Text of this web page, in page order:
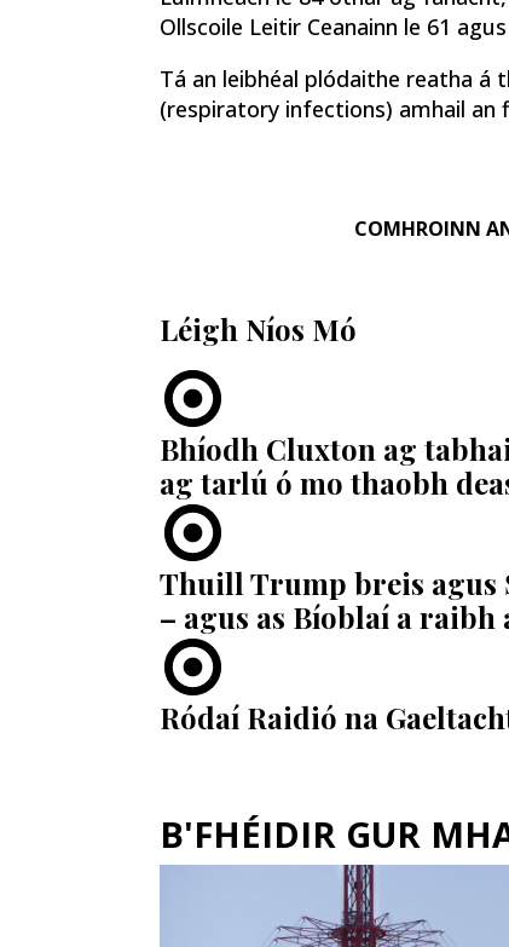
Ollscoile Leitir Ceanainn le 61
Tá an leibhéal plódaithe reatha
(respiratory infections) amhail an
COMHROINN
Léigh Níos Mó
Bhíodh Cluxton ag
ag tarlú ó mo thaobh
Thuill Trump breis
– agus as Bíoblaí a
Ródaí Raidió na
B'FHÉIDIR GUR